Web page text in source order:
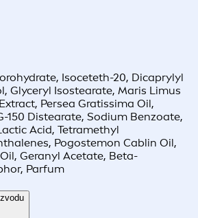
Isoceteth-20, Dicaprylyl
Glyceryl Isostearate, Maris Limus
Persea Gratissima Oil,
150 Distearate, Sodium Benzoate,
Acid, Tetramethyl
Pogostemon Cablin Oil,
Geranyl Acetate, Beta-
Parfum